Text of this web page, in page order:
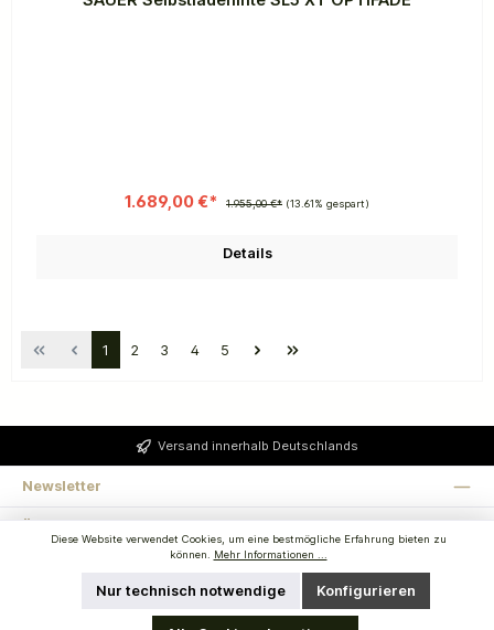
1.689,00 €* 1.955,00 €* (13.61% gespart)
Details
1 2 3 4 5
Versand innerhalb Deutschlands
Newsletter
Diese Website verwendet Cookies, um eine bestmögliche Erfahrung bieten zu
können.
Mehr Informationen ...
Nur technisch notwendige Konfigurieren